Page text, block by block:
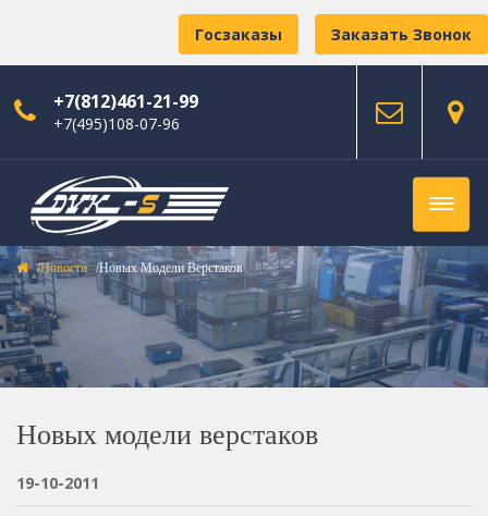
Заказать Звонок
Госзаказы
+7(812)461-21-99
+7(495)108-07-96
Новости Новых Модели Верстаков
Новых модели верстаков
19-10-2011